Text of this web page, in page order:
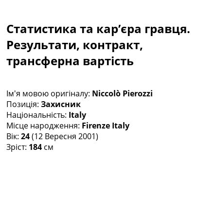
Чемпіонат Світу
Україна. Прем’єр-Ліга
Україна. Перша Ліга
Ліга Чемпіонів
Ще Турніри >>>
Таблиці
Чемпіонат Світу. Турнирні таблиці
Таблиця УПЛ
Перша Ліга
Таблиця АПЛ
Статистика та кар’єра гравця.
Результати, контракт,
трансферна вартість
Ім'я мовою оригіналу: Niccolò Pierozzi
Позиція: Захисник
Національність: Italy
Місце народження: Firenze Italy
Вік: 24(12 Вересня 2001)
Зріст: 184 см